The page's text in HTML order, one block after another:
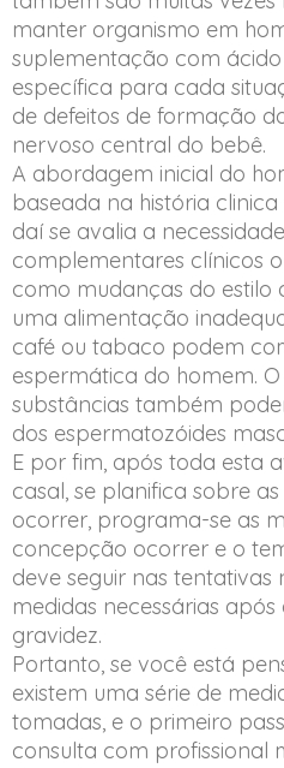
manter organismo em
suplementação com
específica para cada
de defeitos de formação
nervoso central do bebê.
A abordagem inicial do
baseada na história
daí se avalia a
complementares clínicos
como mudanças do estilo
uma alimentação
café ou tabaco podem
espermática do homem.
substâncias também
dos espermatozóides
E por fim, após toda esta
casal, se planifica sobre
ocorrer, programa-se as
concepção ocorrer e o
deve seguir nas
medidas necessárias
gravidez.
Portanto, se você está
existem uma série de
tomadas, e o primeiro
consulta com profissional